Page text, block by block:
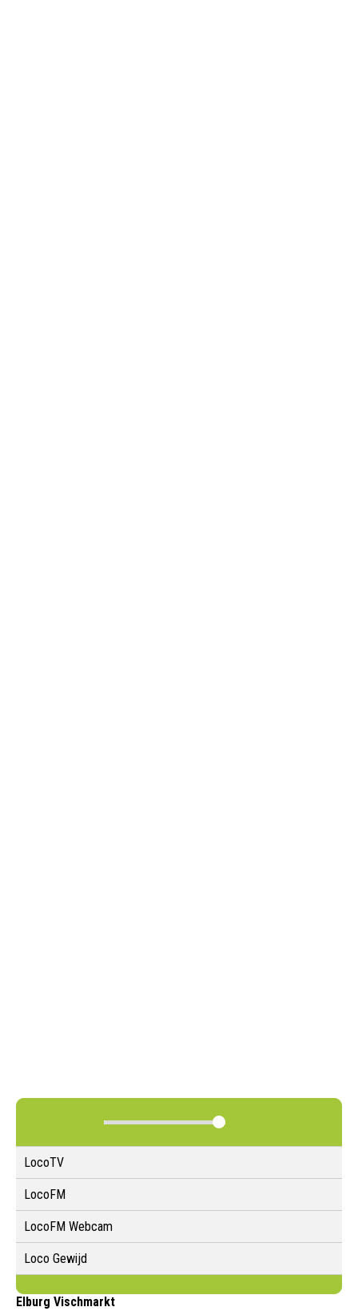
LocoTV
LocoFM
LocoFM Webcam
Loco Gewijd
Elburg Vischmarkt